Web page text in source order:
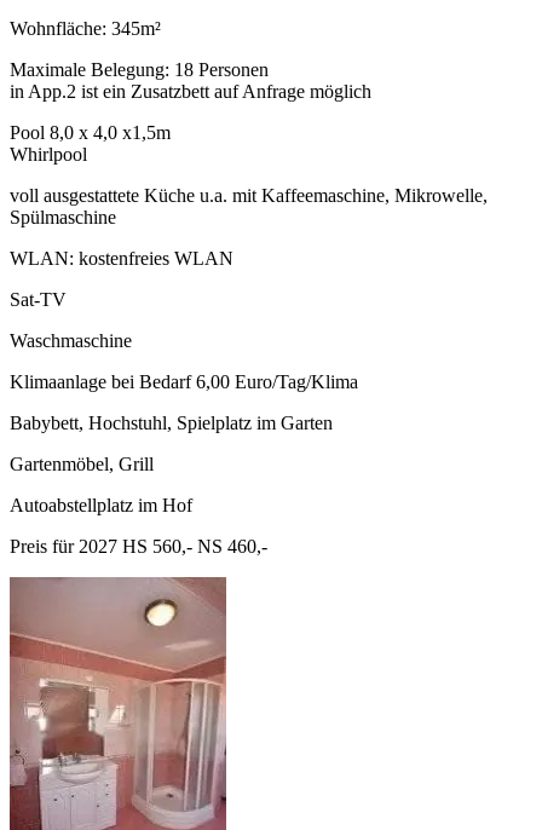
Wohnfläche: 345m²
Maximale Belegung: 18 Personen
in App.2 ist ein Zusatzbett auf Anfrage möglich
Pool 8,0 x 4,0 x1,5m
Whirlpool
voll ausgestattete Küche u.a. mit Kaffeemaschine, Mikrowelle,
Spülmaschine
WLAN: kostenfreies WLAN
Sat-TV
Waschmaschine
Klimaanlage bei Bedarf 6,00 Euro/Tag/Klima
Babybett, Hochstuhl, Spielplatz im Garten
Gartenmöbel, Grill
Autoabstellplatz im Hof
Preis für 2027 HS 560,- NS 460,-